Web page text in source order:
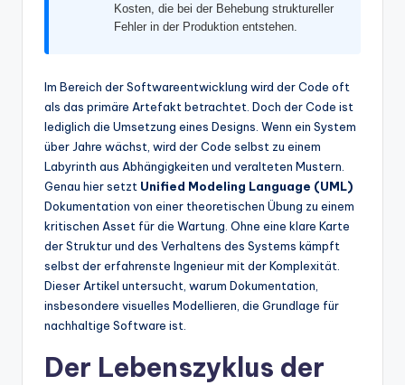
Kosten, die bei der Behebung struktureller
Fehler in der Produktion entstehen.
Im Bereich der Softwareentwicklung wird der Code oft
als das primäre Artefakt betrachtet. Doch der Code ist
lediglich die Umsetzung eines Designs. Wenn ein System
über Jahre wächst, wird der Code selbst zu einem
Labyrinth aus Abhängigkeiten und veralteten Mustern.
Genau hier setzt Unified Modeling Language (UML)
Dokumentation von einer theoretischen Übung zu einem
kritischen Asset für die Wartung. Ohne eine klare Karte
der Struktur und des Verhaltens des Systems kämpft
selbst der erfahrenste Ingenieur mit der Komplexität.
Dieser Artikel untersucht, warum Dokumentation,
insbesondere visuelles Modellieren, die Grundlage für
nachhaltige Software ist.
Der Lebenszyklus der